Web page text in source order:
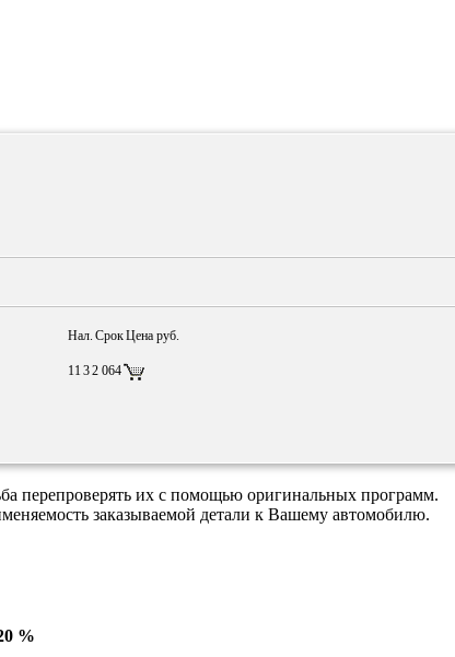
Нал. СрокЦена руб.
11 32 064
перепроверять их с помощью оригинальных программ.
заказываемой детали к Вашему автомобилю.
%